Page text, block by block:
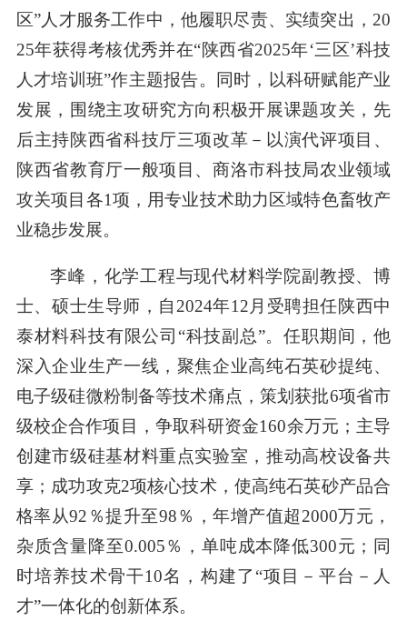
区”人才服务工作中，他履职尽责、实绩突出，20
25年获得考核优秀并在“陕西省2025年‘三区’科技
人才培训班”作主题报告。同时，以科研赋能产业
发展，围绕主攻研究方向积极开展课题攻关，先
后主持陕西省科技厅三项改革－以演代评项目、
陕西省教育厅一般项目、商洛市科技局农业领域
攻关项目各1项，用专业技术助力区域特色畜牧产
业稳步发展。
李峰，化学工程与现代材料学院副教授、博
士、硕士生导师，自2024年12月受聘担任陕西中
泰材料科技有限公司“科技副总”。任职期间，他
深入企业生产一线，聚焦企业高纯石英砂提纯、
电子级硅微粉制备等技术痛点，策划获批6项省市
级校企合作项目，争取科研资金160余万元；主导
创建市级硅基材料重点实验室，推动高校设备共
享；成功攻克2项核心技术，使高纯石英砂产品合
格率从92％提升至98％，年增产值超2000万元，
杂质含量降至0.005％，单吨成本降低300元；同
时培养技术骨干10名，构建了“项目－平台－人
才”一体化的创新体系。